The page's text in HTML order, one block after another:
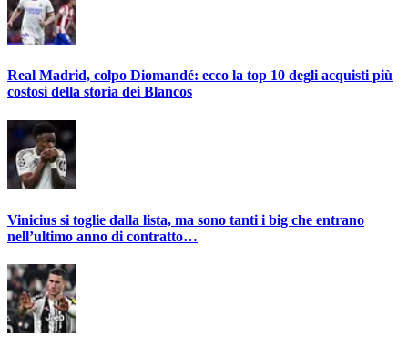
Real Madrid, colpo Diomandé: ecco la top 10 degli acquisti più
costosi della storia dei Blancos
Vinicius si toglie dalla lista, ma sono tanti i big che entrano
nell’ultimo anno di contratto…